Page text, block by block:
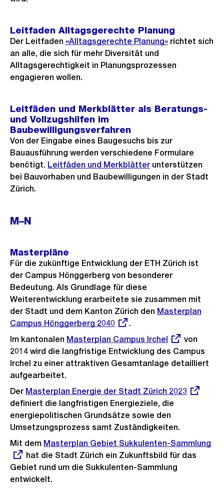
Leitfaden Alltagsgerechte Planung
Der Leitfaden «Alltagsgerechte Planung» richtet sich
an alle, die sich für mehr Diversität und
Alltagsgerechtigkeit in Planungsprozessen
engagieren wollen.
Leitfäden und Merkblätter als Beratungs-
und Vollzugshilfen im
Baubewilligungsverfahren
Von der Eingabe eines Baugesuchs bis zur
Bauausführung werden verschiedene Formulare
benötigt. Leitfäden und Merkblätter unterstützen
bei Bauvorhaben und Baubewilligungen in der Stadt
Zürich.
M–N
Masterpläne
Für die zukünftige Entwicklung der ETH Zürich ist
der Campus Hönggerberg von besonderer
Bedeutung. Als Grundlage für diese
Weiterentwicklung erarbeitete sie zusammen mit
der Stadt und dem Kanton Zürich den Externer
Masterplan
Campus Hönggerberg 2040
.
Im kantonalen Externer
Link:
Masterplan Campus Irchel
von
2014 wird die langfristige Entwicklung des Campus
Irchel zu einer attraktiven Gesamtanlage detailliert
aufgearbeitet.
Der Externer
Link:
Masterplan Energie der Stadt Zürich 2023
definiert die langfristigen Energieziele, die
energiepolitischen Grundsätze sowie den
Umsetzungsprozess samt Zuständigkeiten.
Mit dem Externer
Link:
Masterplan Gebiet Sukkulenten-Sammlung
hat die Stadt Zürich ein Zukunftsbild für das
Gebiet rund um die Sukkulenten-Sammlung
entwickelt.